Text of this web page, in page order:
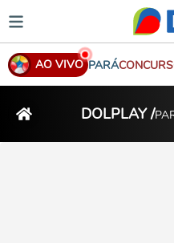
AO VIVO PARÁ
DOLPLAY /